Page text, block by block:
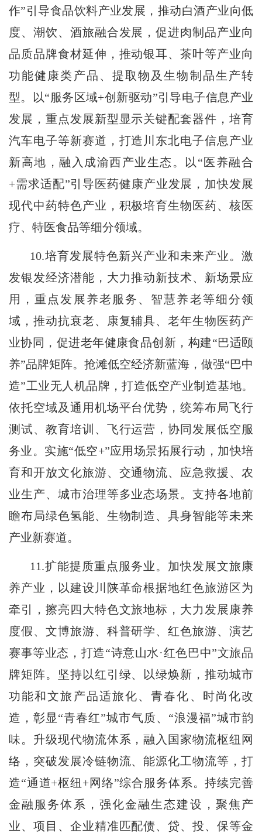
作”引导食品饮料产业发展，推动白酒产业向低
度、潮饮、酒旅融合发展，促进肉制品产业向
品质品牌食材延伸，推动银耳、茶叶等产业向
功能健康类产品、提取物及生物制品生产转
型。以“服务区域+创新驱动”引导电子信息产业
发展，重点发展新型显示关键配套器件，培育
汽车电子等新赛道，打造川东北电子信息产业
新高地，融入成渝西产业生态。以“医养融合
+需求适配”引导医药健康产业发展，加快发展
现代中药特色产业，积极培育生物医药、核医
疗、特医食品等细分领域。
10.培育发展特色新兴产业和未来产业。激
发银发经济潜能，大力推动新技术、新场景应
用，重点发展养老服务、智慧养老等细分领
域，推动抗衰老、康复辅具、老年生物医药产
业协同，促进老年健康食品创新，构建“巴适颐
养”品牌矩阵。抢滩低空经济新蓝海，做强“巴中
造”工业无人机品牌，打造低空产业制造基地。
依托空域及通用机场平台优势，统筹布局飞行
测试、教育培训、飞行运营，协同发展低空服
务业。实施“低空+”应用场景拓展行动，加快培
育和开放文化旅游、交通物流、应急救援、农
业生产、城市治理等多业态场景。支持各地前
瞻布局绿色氢能、生物制造、具身智能等未来
产业新赛道。
11.扩能提质重点服务业。加快发展文旅康
养产业，以建设川陕革命根据地红色旅游区为
牵引，擦亮四大特色文旅地标，大力发展康养
度假、文博旅游、科普研学、红色旅游、演艺
赛事等业态，打造“诗意山水·红色巴中”文旅品
牌矩阵。坚持以红引绿、以绿焕新，推动城市
功能和文旅产品适旅化、青春化、时尚化改
造，彰显“青春红”城市气质、“浪漫福”城市韵
味。升级现代物流体系，融入国家物流枢纽网
络，突破发展冷链物流、能源化工物流等，打
造“通道+枢纽+网络”综合服务体系。持续完善
金融服务体系，强化金融生态建设，聚焦产
业、项目、企业精准匹配债、贷、投、保等金